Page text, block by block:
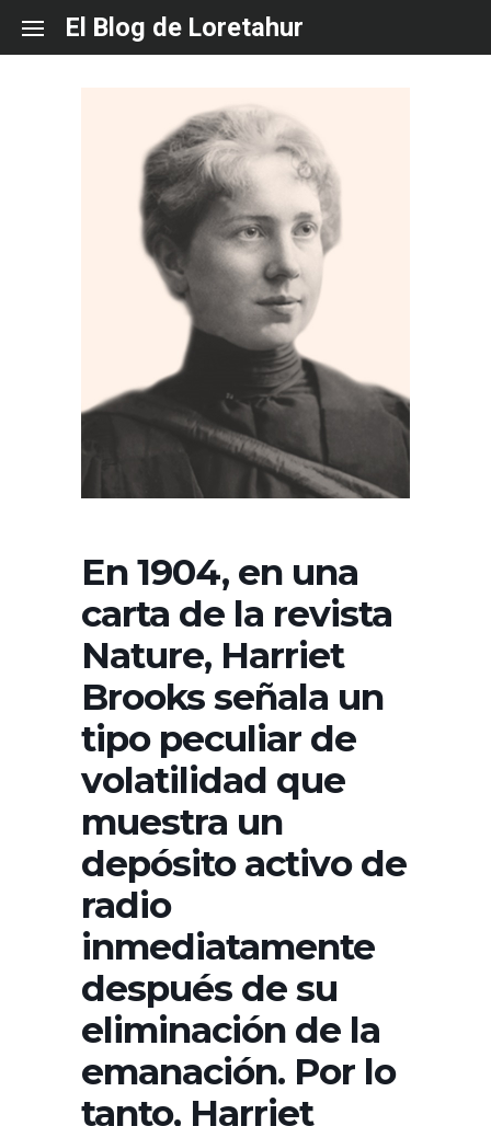
content
El Blog de Loretahur
En 1904, en una
carta de la revista
Nature, Harriet
Brooks señala un
tipo peculiar de
volatilidad que
muestra un
depósito activo de
radio
inmediatamente
después de su
eliminación de la
emanación. Por lo
tanto, Harriet